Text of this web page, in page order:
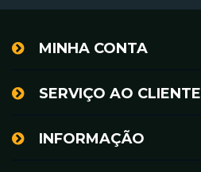
MINHA CONTA
SERVIÇO AO CLIENTE
INFORMAÇÃO